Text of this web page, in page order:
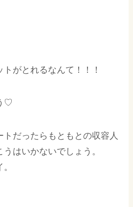
がとれるなんて！！！
♡
トだったらもともとの収容人
はいかないでしょう。